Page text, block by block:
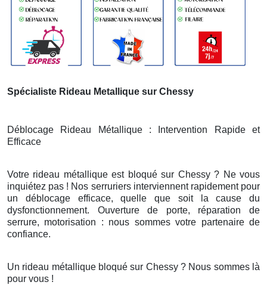
Spécialiste Rideau Metallique sur Chessy
Déblocage Rideau Métallique : Intervention Rapide et
Efficace
Votre rideau métallique est bloqué sur Chessy ? Ne vous
inquiétez pas ! Nos serruriers interviennent rapidement pour
un déblocage efficace, quelle que soit la cause du
dysfonctionnement. Ouverture de porte, réparation de
serrure, motorisation : nous sommes votre partenaire de
confiance.
Un rideau métallique bloqué sur Chessy ? Nous sommes là
pour vous !